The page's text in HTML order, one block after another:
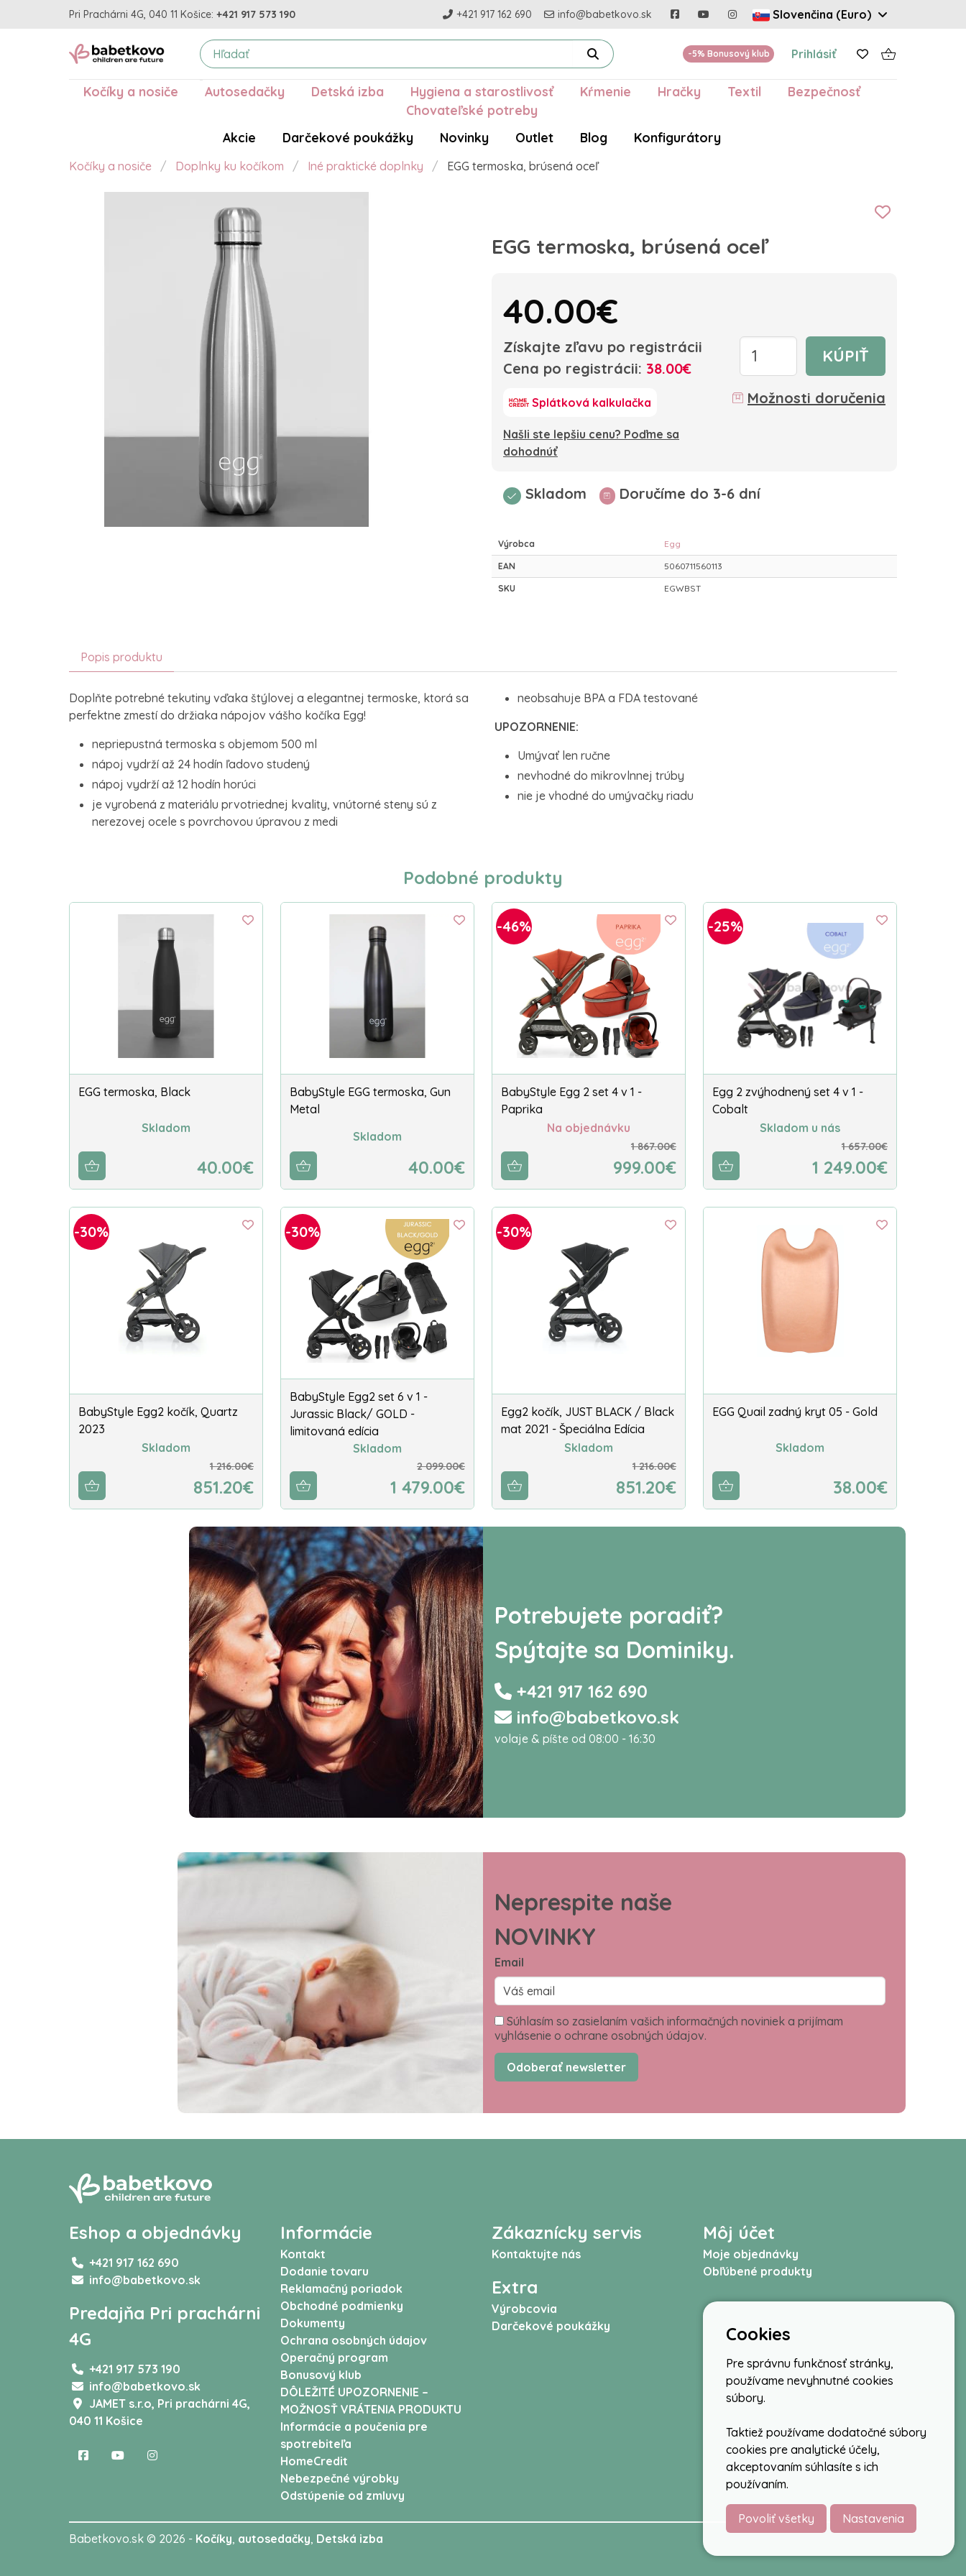
Pri Prachárni 4G, 040 11 Košice: +421 917 573 190 +421 917 162 690 info@babetkovo.sk Slovenčina (Euro)
-5% Bonusový klub Prihlásiť
Kočíky a nosiče Autosedačky Detská izba Hygiena a starostlivosť Kŕmenie Hračky Textil
Bezpečnosť
Chovateľské potreby
Akcie
Darčekové poukážky Novinky Outlet Blog Konfigurátory
Kočíky a nosiče Doplnky ku kočíkom Iné praktické doplnky EGG termoska, brúsená oceľ
EGG termoska, brúsená oceľ
40.00€
Získajte zľavu po registrácii
Cena po registrácii: 38.00€
Splátková kalkulačka
Našli ste lepšiu cenu? Poďme sa
dohodnúť
KÚPIŤ
Možnosti doručenia
Skladom Doručíme do 3-6 dní
Výrobca Egg
EAN 5060711560113
SKU EGWBST
Popis produktu
Doplňte potrebné tekutiny vďaka štýlovej a elegantnej termoske, ktorá sa
perfektne zmestí do držiaka nápojov vášho kočíka Egg!
nepriepustná termoska s objemom 500 ml
nápoj vydrží až 24 hodín ľadovo studený
nápoj vydrží až 12 hodín horúci
je vyrobená z materiálu prvotriednej kvality, vnútorné steny sú z
nerezovej ocele s povrchovou úpravou z medi
neobsahuje BPA a FDA testované
UPOZORNENIE:
Umývať len ručne
nevhodné do mikrovlnnej trúby
nie je vhodné do umývačky riadu
Podobné produkty
EGG termoska, Black
Skladom
40.00€
BabyStyle EGG termoska, Gun
Metal
Skladom
40.00€
-46%
BabyStyle Egg 2 set 4 v 1 -
Paprika
Na objednávku
1 867.00€
999.00€
-25%
Egg 2 zvýhodnený set 4 v 1 -
Cobalt
Skladom u nás
1 657.00€
1 249.00€
-30%
BabyStyle Egg2 kočík, Quartz
2023
Skladom
1 216.00€
851.20€
-30%
BabyStyle Egg2 set 6 v 1 -
Jurassic Black/ GOLD -
limitovaná edícia
Skladom
2 099.00€
1 479.00€
-30%
Egg2 kočík, JUST BLACK / Black
mat 2021 - Špeciálna Edícia
Skladom
1 216.00€
851.20€
EGG Quail zadný kryt 05 - Gold
Skladom
38.00€
Potrebujete poradiť?
Spýtajte sa Dominiky.
+421 917 162 690
info@babetkovo.sk
volaje & píšte od 08:00 - 16:30
Neprespite naše
NOVINKY
Email
Súhlasím so zasielaním vašich informačných noviniek a prijímam
vyhlásenie o ochrane osobných údajov.
Odoberať newsletter
Eshop a objednávky
+421 917 162 690
info@babetkovo.sk
Predajňa Pri prachárni
4G
+421 917 573 190
info@babetkovo.sk
JAMET s.r.o, Pri prachárni 4G,
040 11 Košice
Informácie
Kontakt
Dodanie tovaru
Reklamačný poriadok
Obchodné podmienky
Dokumenty
Ochrana osobných údajov
Operačný program
Bonusový klub
DÔLEŽITÉ UPOZORNENIE –
MOŽNOSŤ VRÁTENIA PRODUKTU
Informácie a poučenia pre
spotrebiteľa
HomeCredit
Nebezpečné výrobky
Odstúpenie od zmluvy
Zákaznícky servis
Kontaktujte nás
Extra
Výrobcovia
Darčekové poukážky
Môj účet
Moje objednávky
Obľúbené produkty
Babetkovo.sk © 2026 - Kočíky, autosedačky, Detská izba
Cookies
Pre správnu funkčnosť stránky,
používame nevyhnutné cookies
súbory.
Taktiež používame dodatočné súbory
cookies pre analytické účely,
akceptovaním súhlasíte s ich
používaním.
Povoliť všetky Nastavenia